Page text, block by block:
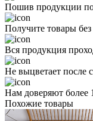
Пошив продукции по
Получите товары
Вся продукция
Не выцветает после
Нам доверяют более
Похожие товары